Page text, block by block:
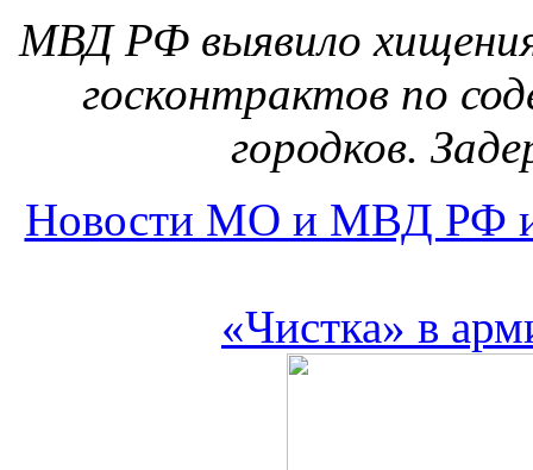
МВД РФ выявило
госконтрактов по
городков.
Новости МО и МВД РФ
«Чистка» в